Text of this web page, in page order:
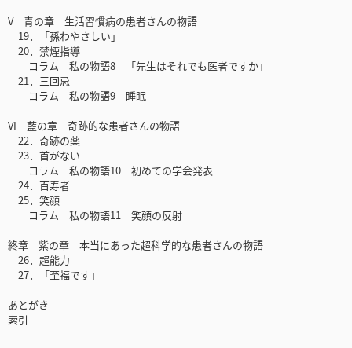
V 青の章 生活習慣病の患者さんの物語
19．「孫わやさしい」
20．禁煙指導
コラム 私の物語8 「先生はそれでも医者ですか」
21．三回忌
コラム 私の物語9 睡眠
VI 藍の章 奇跡的な患者さんの物語
22．奇跡の薬
23．首がない
コラム 私の物語10 初めての学会発表
24．百寿者
25．笑顔
コラム 私の物語11 笑顔の反射
終章 紫の章 本当にあった超科学的な患者さんの物語
26．超能力
27．「至福です」
あとがき
索引